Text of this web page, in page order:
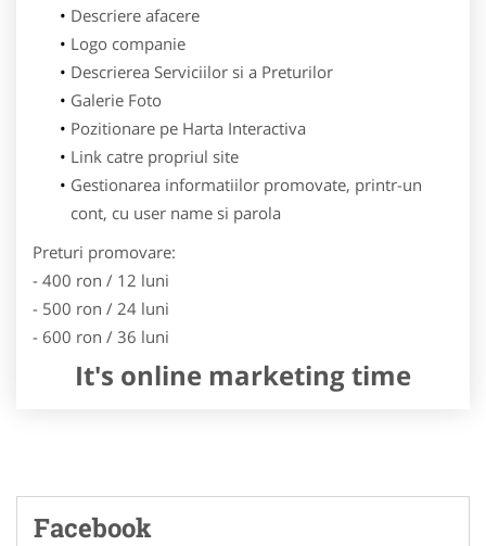
Descriere afacere
Logo companie
Descrierea Serviciilor si a Preturilor
Galerie Foto
Pozitionare pe Harta Interactiva
Link catre propriul site
Gestionarea informatiilor promovate, printr-un
cont, cu user name si parola
Preturi promovare:
- 400 ron / 12 luni
- 500 ron / 24 luni
- 600 ron / 36 luni
It's online marketing time
Facebook